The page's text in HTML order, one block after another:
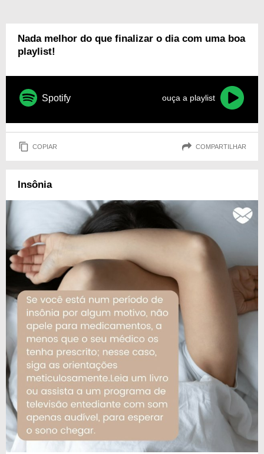
Nada melhor do que finalizar o dia com uma boa
playlist!
Spotify ouça a playlist
COPIAR COMPARTILHAR
Insônia